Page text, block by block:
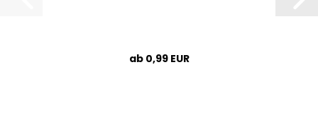
ab 0,99 EUR